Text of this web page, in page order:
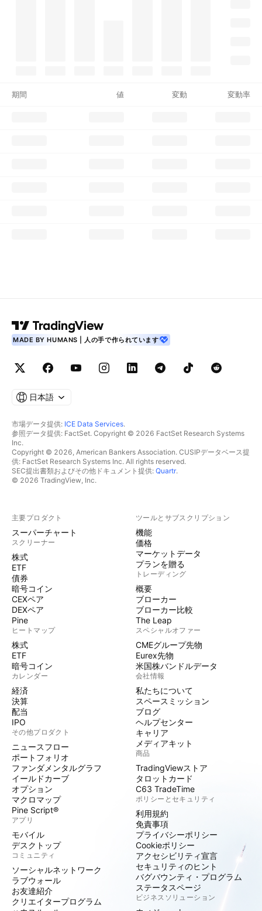
期間 値 変動 変動率
MADE BY HUMANS | 人の手で作られています
日本語
市場データ提供: ICE Data Services.
参照データ提供: FactSet. Copyright © 2026 FactSet Research Systems
Inc.
Copyright © 2026, American Bankers Association. CUSIPデータベース提
供: FactSet Research Systems Inc. All rights reserved.
SEC提出書類およびその他ドキュメント提供: Quartr.
© 2026 TradingView, Inc.
主要プロダクト
スーパーチャート
スクリーナー
株式
ETF
債券
暗号コイン
CEXペア
DEXペア
Pine
ヒートマップ
株式
ETF
暗号コイン
カレンダー
経済
決算
配当
IPO
その他プロダクト
ニュースフロー
ポートフォリオ
ファンダメンタルグラフ
イールドカーブ
オプション
マクロマップ
Pine Script®
アプリ
モバイル
デスクトップ
コミュニティ
ソーシャルネットワーク
ラブウォール
お友達紹介
クリエイタープログラム
ツールとサブスクリプション
機能
価格
マーケットデータ
プランを贈る
トレーディング
概要
ブローカー
ブローカー比較
The Leap
スペシャルオファー
CMEグループ先物
Eurex先物
米国株バンドルデータ
会社情報
私たちについて
スペースミッション
ブログ
ヘルプセンター
キャリア
メディアキット
商品
TradingViewストア
タロットカード
C63 TradeTime
ポリシーとセキュリティ
利用規約
免責事項
プライバシーポリシー
Cookieポリシー
アクセシビリティ宣言
セキュリティのヒント
バグバウンティ・プログラム
ステータスページ
ビジネスソリューション